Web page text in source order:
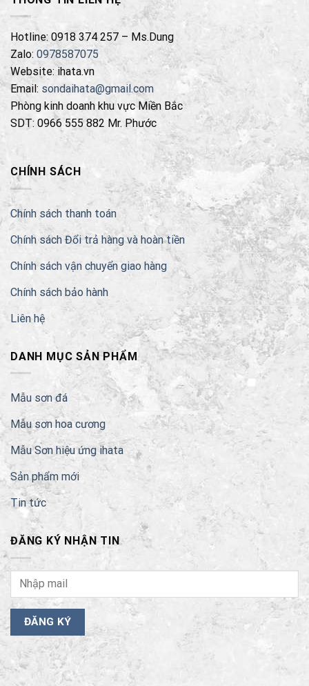
Hotline: 0918 374 257 – Ms.Dung
Zalo: 0978587075
Website: ihata.vn
Email: sondaihata@gmail.com
Phòng kinh doanh khu vực Miền Bắc
SDT: 0966 555 882 Mr. Phước
CHÍNH SÁCH
Chính sách thanh toán
Chính sách Đổi trả hàng và hoàn tiền
Chính sách vận chuyển giao hàng
Chính sách bảo hành
Liên hệ
DANH MỤC SẢN PHẨM
Mẫu sơn đá
Mẫu sơn hoa cương
Mẫu Sơn hiệu ứng ihata
Sản phẩm mới
Tin tức
ĐĂNG KÝ NHẬN TIN